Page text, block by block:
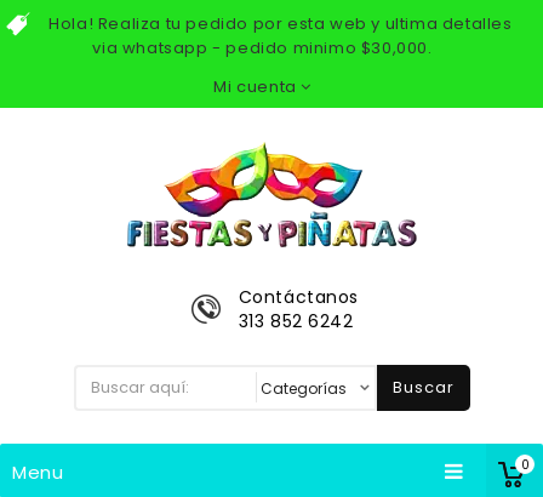
Hola! Realiza tu pedido por esta web y ultima detalles
via whatsapp - pedido minimo $30,000.
Mi cuenta
0
Contáctanos
313 852 6242
Buscar
Menu